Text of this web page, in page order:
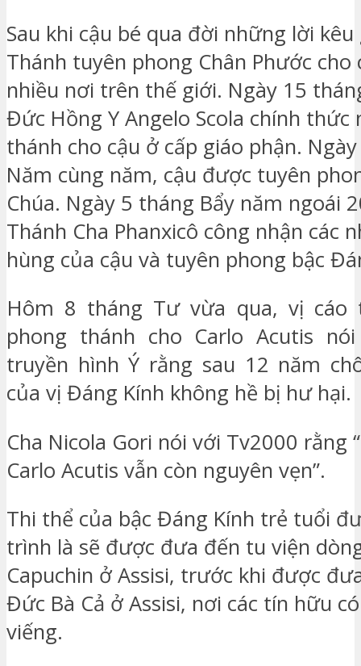
Sau khi cậu bé qua đời những lời kêu
Thánh tuyên phong Chân Phước
nhiều nơi trên thế giới. Ngày 15
Đức Hồng Y Angelo Scola chính thức
thánh cho cậu ở cấp giáo phận.
Năm cùng năm, cậu được tuyên
Chúa. Ngày 5 tháng Bẩy năm ngoái
Thánh Cha Phanxicô công nhận các
hùng của cậu và tuyên phong bậc
Hôm 8 tháng Tư vừa qua, vị cáo
phong thánh cho Carlo Acutis
truyền hình Ý rằng sau 12 năm
của vị Đáng Kính không hề bị hư hại.
Cha Nicola Gori nói với Tv2000 rằng
Carlo Acutis vẫn còn nguyên vẹn”.
Thi thể của bậc Đáng Kính trẻ tuổi
trình là sẽ được đưa đến tu viện
Capuchin ở Assisi, trước khi được
Đức Bà Cả ở Assisi, nơi các tín hữu
viếng.